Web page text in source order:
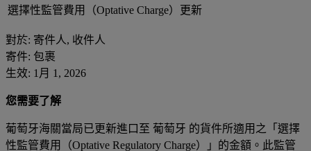
選擇性監管費用（Optative Charge）更新
對於: 寄件人, 收件人
寄件: 包裹
生效: 1月 1, 2026
您需要了解
葡萄牙海關當局已更新進口至 葡萄牙 的貨件所適用之「選擇
性監管費用（Optative Regulatory Charge）」的金額。此監管